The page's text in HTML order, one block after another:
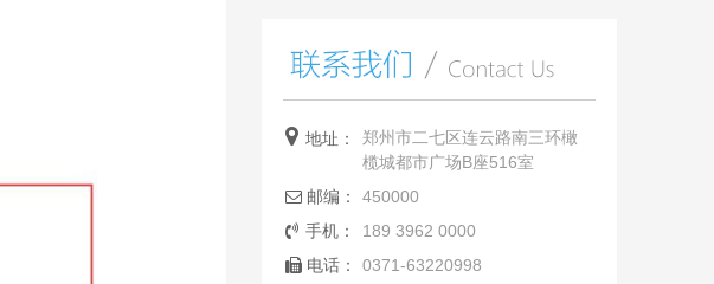
地址：
郑州市二七区连云路南三环橄
榄城都市广场B座516室
邮编：
450000
手机：
189 3962 0000
电话：
0371-63220998